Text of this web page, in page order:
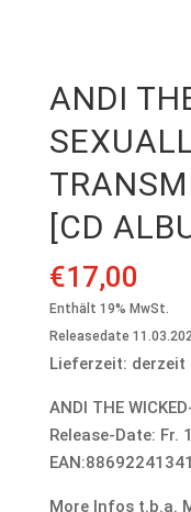
ANDI
[CD
€17,00
Enthält 19% MwSt.
Releasedate
Lieferzeit:
ANDI THE
Release-Date: Fr.
More Infos t.b.a.